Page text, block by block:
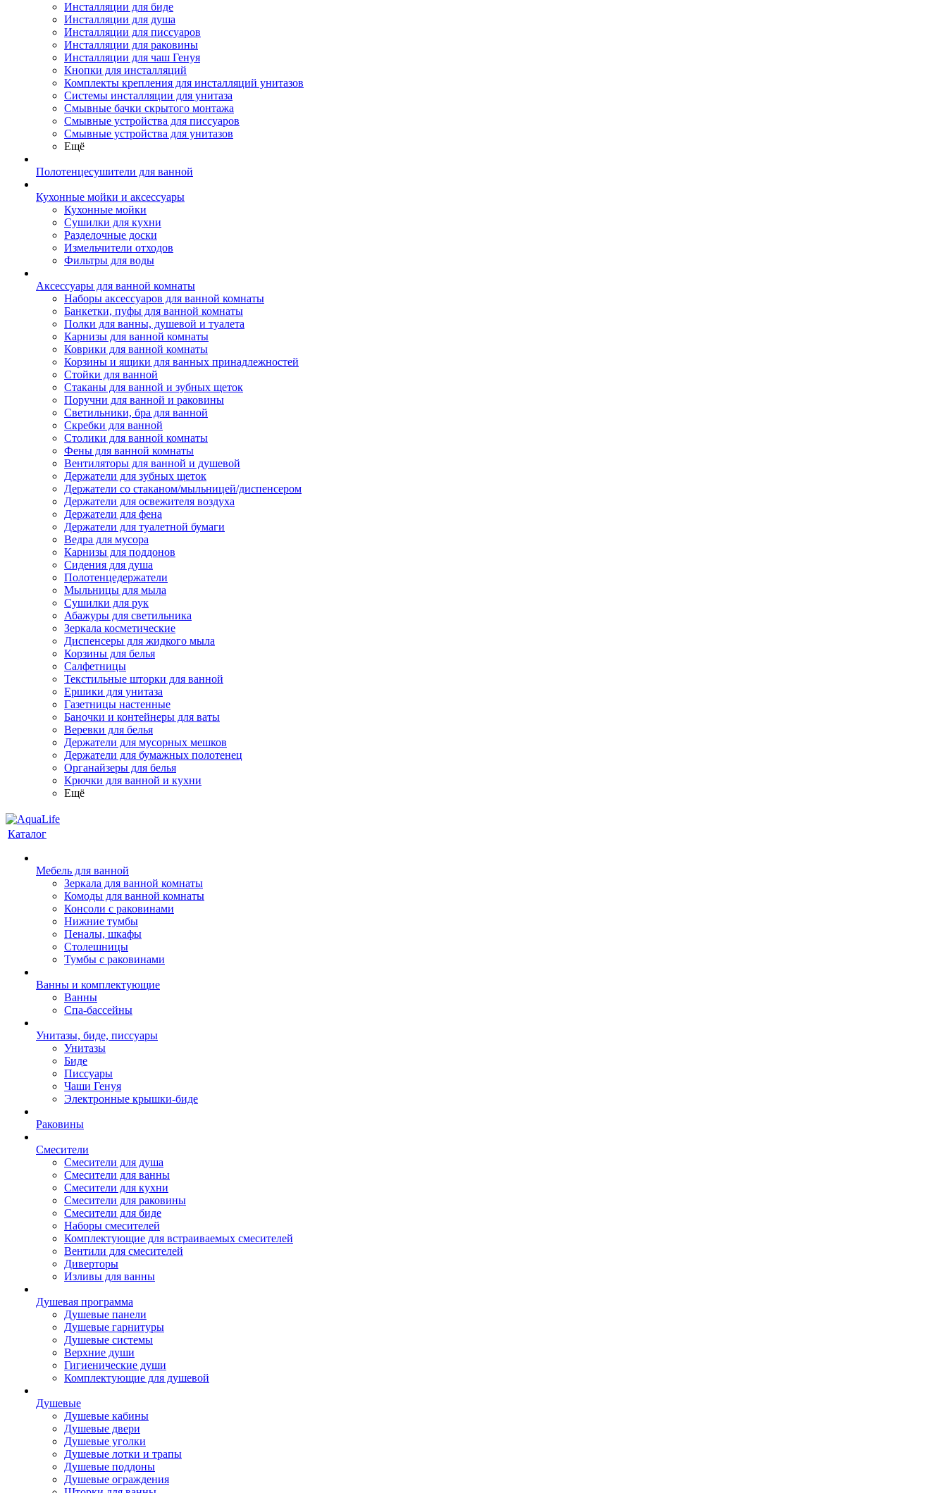
Инсталляции для биде
Инсталляции для душа
Инсталляции для писсуаров
Инсталляции для раковины
Инсталляции для чаш Генуя
Кнопки для инсталляций
Комплекты крепления для инсталляций унитазов
Системы инсталляции для унитаза
Смывные бачки скрытого монтажа
Смывные устройства для писсуаров
Смывные устройства для унитазов
Ещё
Полотенцесушители для ванной
Кухонные мойки и аксессуары
Кухонные мойки
Сушилки для кухни
Разделочные доски
Измельчители отходов
Фильтры для воды
Аксессуары для ванной комнаты
Наборы аксессуаров для ванной комнаты
Банкетки, пуфы для ванной комнаты
Полки для ванны, душевой и туалета
Карнизы для ванной комнаты
Коврики для ванной комнаты
Корзины и ящики для ванных принадлежностей
Стойки для ванной
Стаканы для ванной и зубных щеток
Поручни для ванной и раковины
Светильники, бра для ванной
Скребки для ванной
Столики для ванной комнаты
Фены для ванной комнаты
Вентиляторы для ванной и душевой
Держатели для зубных щеток
Держатели со стаканом/мыльницей/диспенсером
Держатели для освежителя воздуха
Держатели для фена
Держатели для туалетной бумаги
Ведра для мусора
Карнизы для поддонов
Сидения для душа
Полотенцедержатели
Мыльницы для мыла
Сушилки для рук
Абажуры для светильника
Зеркала косметические
Диспенсеры для жидкого мыла
Корзины для белья
Салфетницы
Текстильные шторки для ванной
Ершики для унитаза
Газетницы настенные
Баночки и контейнеры для ваты
Веревки для белья
Держатели для мусорных мешков
Держатели для бумажных полотенец
Органайзеры для белья
Крючки для ванной и кухни
Ещё
Каталог
Мебель для ванной
Зеркала для ванной комнаты
Комоды для ванной комнаты
Консоли с раковинами
Нижние тумбы
Пеналы, шкафы
Столешницы
Тумбы с раковинами
Ванны и комплектующие
Ванны
Спа-бассейны
Унитазы, биде, писсуары
Унитазы
Биде
Писсуары
Чаши Генуя
Электронные крышки-биде
Раковины
Смесители
Смесители для душа
Смесители для ванны
Смесители для кухни
Смесители для раковины
Смесители для биде
Наборы смесителей
Комплектующие для встраиваемых смесителей
Вентили для смесителей
Диверторы
Изливы для ванны
Душевая программа
Душевые панели
Душевые гарнитуры
Душевые системы
Верхние души
Гигиенические души
Комплектующие для душевой
Душевые
Душевые кабины
Душевые двери
Душевые уголки
Душевые лотки и трапы
Душевые поддоны
Душевые ограждения